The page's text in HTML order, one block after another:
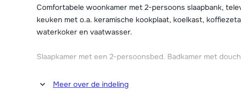
De appartementen van résidence Les Epinettes zijn
beschikken allen over een Wi-Fi internet verbinding.
overdekte parkeergarage.
Comfortabele woonkamer met 2-persoons slaapbank,
keuken met o.a. keramische kookplaat, koelkast,
waterkoker en vaatwasser.
Slaapkamer met een 2-persoonsbed. Badkamer met
Meer over de indeling